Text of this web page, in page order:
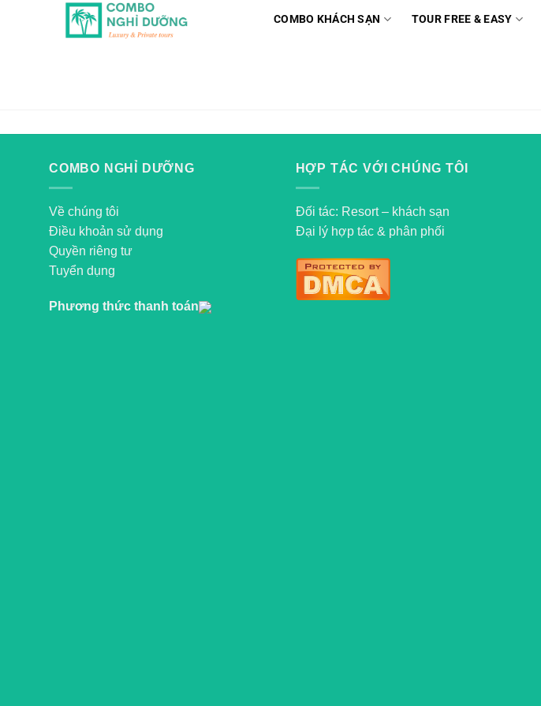
COMBO KHÁCH SẠN TOUR FREE & EASY
COMBO NGHỈ DƯỠNG
Về chúng tôi
Điều khoản sử dụng
Quyền riêng tư
Tuyển dụng
Phương thức thanh toán
HỢP TÁC VỚI CHÚNG TÔI
Đối tác: Resort – khách sạn
Đại lý hợp tác & phân phối